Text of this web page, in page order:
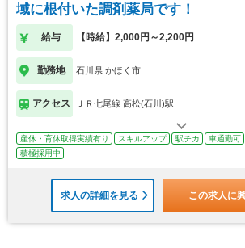
域に根付いた調剤薬局です！
給与 【時給】2,000円～2,200円
勤務地 石川県 かほく市
アクセス ＪＲ七尾線 高松(石川)駅
産休・育休取得実績有り スキルアップ 駅チカ 車通勤可
積極採用中
求人の詳細を見る この求人に